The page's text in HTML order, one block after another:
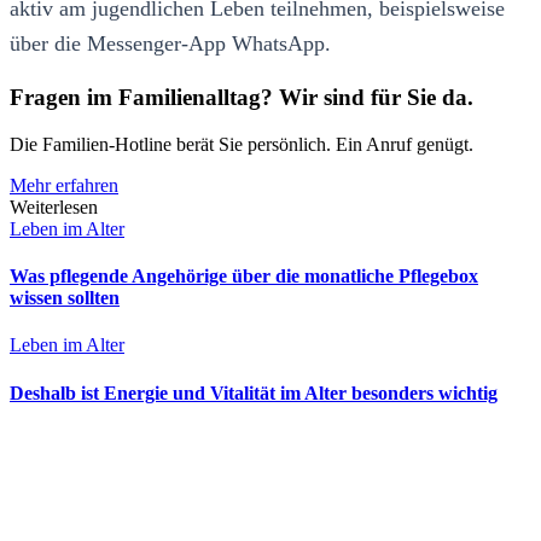
aktiv am jugendlichen Leben teilnehmen, beispielsweise
über die Messenger-App WhatsApp.
Fragen im Familienalltag? Wir sind für Sie da.
Die Familien-Hotline berät Sie persönlich. Ein Anruf genügt.
Mehr erfahren
Weiterlesen
Leben im Alter
Was pflegende Angehörige über die monatliche Pflegebox
wissen sollten
Leben im Alter
Deshalb ist Energie und Vitalität im Alter besonders wichtig